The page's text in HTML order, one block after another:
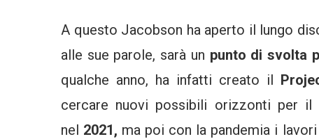
A questo Jacobson ha aperto il lungo
alle sue parole, sarà un punto di svolta
qualche anno, ha infatti creato il
cercare nuovi possibili orizzonti per
nel 2021, ma poi con la pandemia i